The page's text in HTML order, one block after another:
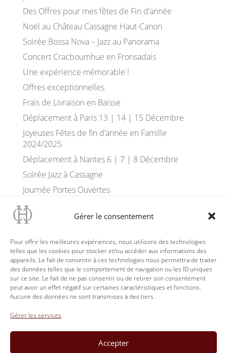
Gérer le consentement
Pour offrir les meilleures expériences, nous utilisons des technologies
telles que les cookies pour stocker et/ou accéder aux informations des
appareils. Le fait de consentir à ces technologies nous permettra de traiter
des données telles que le comportement de navigation ou les ID uniques
sur ce site. Le fait de ne pas consentir ou de retirer son consentement
peut avoir un effet négatif sur certaines caractéristiques et fonctions.
Aucune des données ne sont transmises à des tiers
Gérer les services
Accepter
Des Offres pour mes fêtes de Fin d’année
Noël au Château Cassagne Haut-Canon
Soirée Bossa Nova – Jazz au Panorama
Concert Cracboumhue en Fronsadais
Une expérience mémorable !
Offres exceptionnelles
Frais de Livraison en Baisse
Déplacement à Paris 13 | 14 | 15 Décembre
Joyeuses Fêtes de fin d’année en Famille
2024/2025
Déplacement à Nantes 6 | 7 | 8 Décembre
Soirée Jazz à Cassagne
Journée Portes Ouvertes
La Spiranthe d’Automne à Cassagne
Floraison des Orchidées Sauvages
Cassagne Haut-Canon
Prochainement ouverture du Club Château
Cassagne Haut-Canon
Yoga dans le parc du Château Cassagne Haut-
Canon
Château Cassagne au W’IN Libourne 21-22 Juin